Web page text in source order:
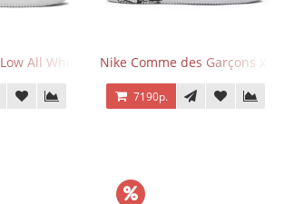
All White Nike Comme des Garçons x
7190р.